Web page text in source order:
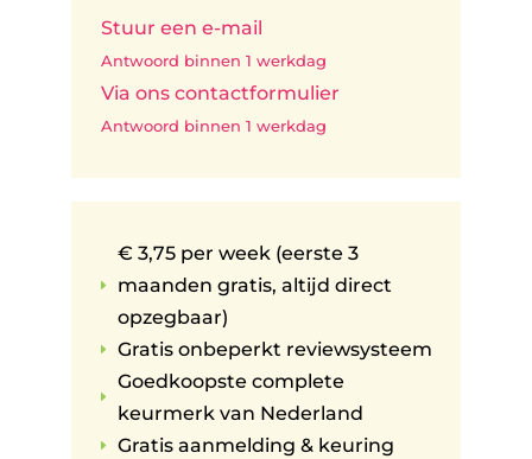
Stuur een e-mail
Antwoord binnen 1 werkdag
Via ons contactformulier
Antwoord binnen 1 werkdag
E
€ 3,75 per week (eerste 3
maanden gratis, altijd direct
opzegbaar)
E Gratis onbeperkt reviewsysteem
E
Goedkoopste complete
keurmerk van Nederland
E Gratis aanmelding & keuring